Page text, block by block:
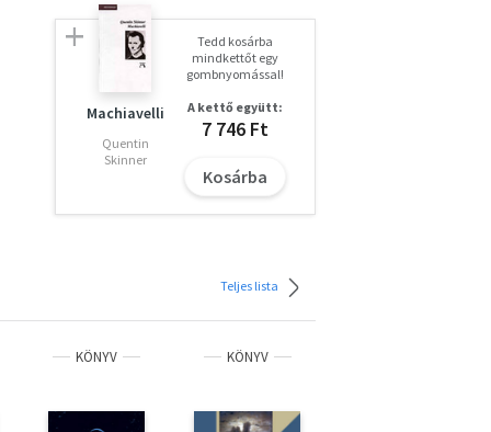
Machiavelli
Quentin
Skinner
Tedd kosárba
mindkettőt egy
gombnyomással!
A kettő együtt:
7 746 Ft
Kosárba
Teljes lista
KÖNYV KÖNYV